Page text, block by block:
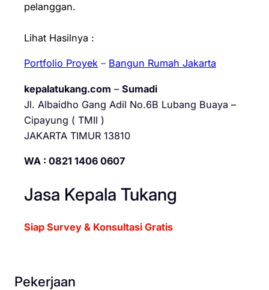
pelanggan.
Lihat Hasilnya :
Portfolio Proyek – Bangun Rumah Jakarta
kepalatukang.com – Sumadi
Jl. Albaidho Gang Adil No.6B Lubang Buaya –
Cipayung ( TMII )
JAKARTA TIMUR 13810
WA : 0821 1406 0607
Jasa Kepala Tukang
Siap Survey & Konsultasi Gratis
Pekerjaan